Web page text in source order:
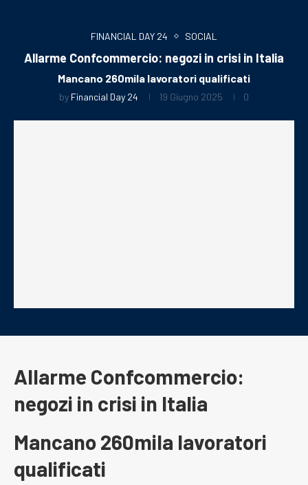
FINANCIAL DAY 24 SOCIAL
Allarme Confcommercio: negozi in crisi in Italia
Mancano 260mila lavoratori qualificati
by Financial Day 24 19 Giugno 2025 0
Allarme Confcommercio:
negozi in crisi in Italia
Mancano 260mila lavoratori
qualificati